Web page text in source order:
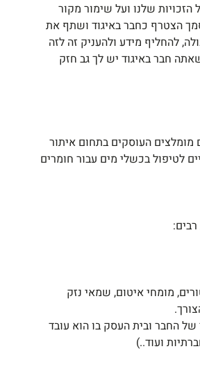
הזכויות שלנו ועל שימור מקור
הצטרף כחבר באיגוד ושתף את
להחליף מידע ולהעניק זה לזה
חבר באיגוד יש לך גב חזק
מומלצים העוסקים בתחום איתור
לטיפול בכשלי מים עבור חומרים
מומחי איטום, שמאי נזק
של החבר ובית העסק בו הוא עובד
ועוד..)